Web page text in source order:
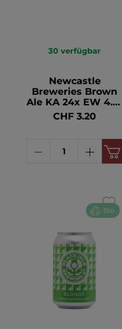
30 verfügbar
Newcastle
Breweries Brown
Ale KA 24x EW 4.7°
33cl
CHF 3.20
Bio